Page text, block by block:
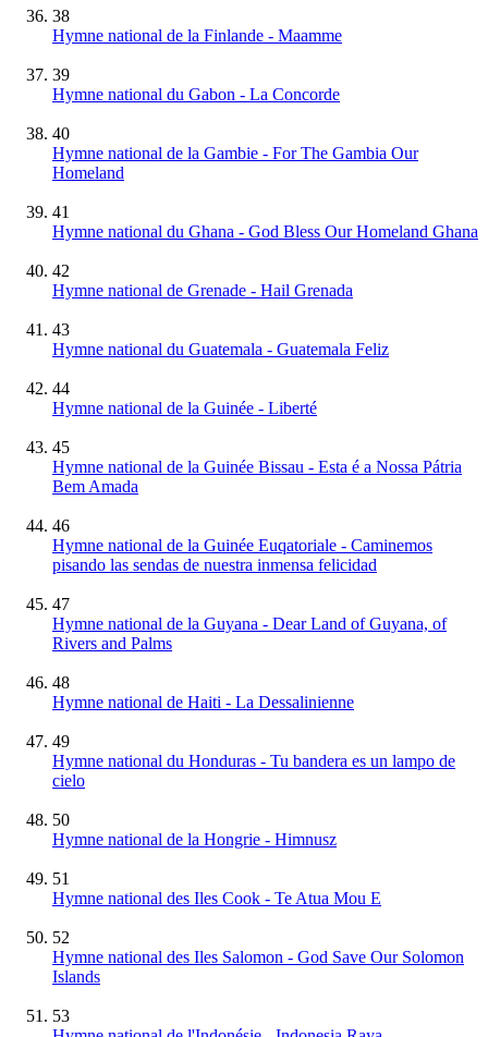
38
Hymne national de la Finlande - Maamme
39
Hymne national du Gabon - La Concorde
40
Hymne national de la Gambie - For The Gambia Our
Homeland
41
Hymne national du Ghana - God Bless Our Homeland Ghana
42
Hymne national de Grenade - Hail Grenada
43
Hymne national du Guatemala - Guatemala Feliz
44
Hymne national de la Guinée - Liberté
45
Hymne national de la Guinée Bissau - Esta é a Nossa Pátria
Bem Amada
46
Hymne national de la Guinée Euqatoriale - Caminemos
pisando las sendas de nuestra inmensa felicidad
47
Hymne national de la Guyana - Dear Land of Guyana, of
Rivers and Palms
48
Hymne national de Haiti - La Dessalinienne
49
Hymne national du Honduras - Tu bandera es un lampo de
cielo
50
Hymne national de la Hongrie - Himnusz
51
Hymne national des Iles Cook - Te Atua Mou E
52
Hymne national des Iles Salomon - God Save Our Solomon
Islands
53